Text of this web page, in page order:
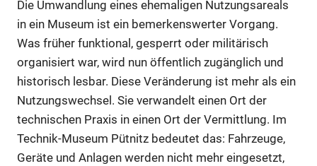
Die Umwandlung eines ehemaligen Nutzungsareals
in ein Museum ist ein bemerkenswerter Vorgang.
Was früher funktional, gesperrt oder militärisch
organisiert war, wird nun öffentlich zugänglich und
historisch lesbar. Diese Veränderung ist mehr als ein
Nutzungswechsel. Sie verwandelt einen Ort der
technischen Praxis in einen Ort der Vermittlung. Im
Technik-Museum Pütnitz bedeutet das: Fahrzeuge,
Geräte und Anlagen werden nicht mehr eingesetzt,